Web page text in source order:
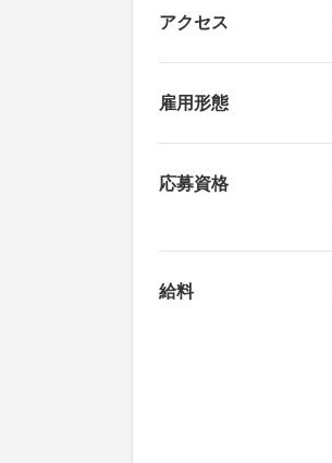
アクセス
雇用形態
応募資格
給料